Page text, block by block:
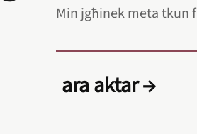
Min jgħinek meta tkun
ara aktar →